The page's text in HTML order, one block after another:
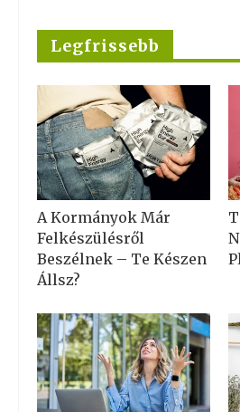
Legfrissebb
A Kormányok Már
Felkészülésről
Beszélnek – Te Készen
Állsz?